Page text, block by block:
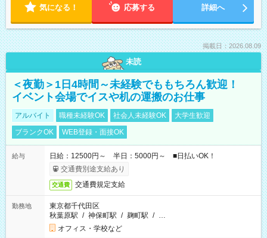
気になる！ 応募する 詳細へ
掲載日：2026.08.09
未読
＜夜勤＞1日4時間～未経験でももちろん歓迎！
イベント会場でイスや机の運搬のお仕事
アルバイト 職種未経験OK 社会人未経験OK
大学生歓迎
ブランクOK
WEB登録・面接OK
給与
日給：12500円～ 半日：5000円～ ■日払いOK！
交通費別途支給あり
交通費 交通費規定支給
勤務地
東京都千代田区
秋葉原駅 / 神保町駅 / 麹町駅 / …
オフィス・学校など